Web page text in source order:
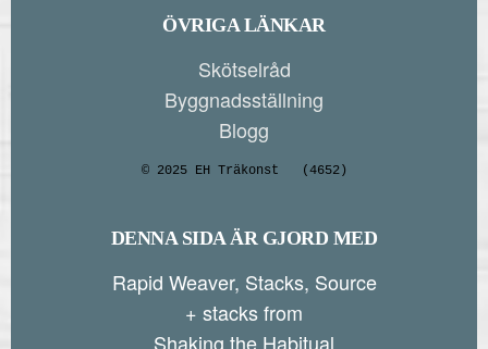
ÖVRIGA LÄNKAR
Skötselråd
Byggnadsställning
Blogg
© 2025 EH Träkonst (4652)
DENNA SIDA ÄR GJORD MED
Rapid Weaver, Stacks, Source
+ stacks from
Shaking the Habitual